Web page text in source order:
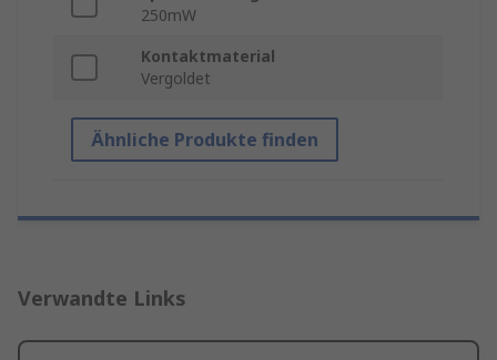
250mW
Kontaktmaterial
Vergoldet
Ähnliche Produkte finden
Verwandte Links